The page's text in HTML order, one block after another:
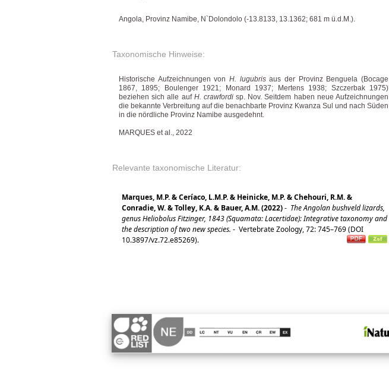
Angola, Provinz Namibe, N`Dolondolo (-13.8133, 13.1362; 681 m ü.d.M.).
Taxonomische Hinweise:
Historische Aufzeichnungen von H. lugubrisaus der Provinz Benguela (Bocage
1867, 1895; Boulenger 1921; Monard 1937; Mertens 1938; Szczerbak 1975)
beziehen sich alle auf H. crawfordisp. Nov. Seitdem haben neue Aufzeichnungen
die bekannte Verbreitung auf die benachbarte Provinz Kwanza Sul und nach Süden
in die nördliche Provinz Namibe ausgedehnt.
MARQUES et al., 2022
Relevante taxonomische Literatur:
Marques, M.P. & Ceríaco, L.M.P. & Heinicke, M.P. & Chehouri, R.M. &
Conradie, W. & Tolley, K.A. & Bauer, A.M. (2022)- The Angolan bushveld lizards,
genus Heliobolus Fitzinger, 1843 (Squamata: Lacertidae): Integrative taxonomy and
the description of two new species. - Vertebrate Zoology, 72: 745–769 (DOI
10.3897/vz.72.e85269).